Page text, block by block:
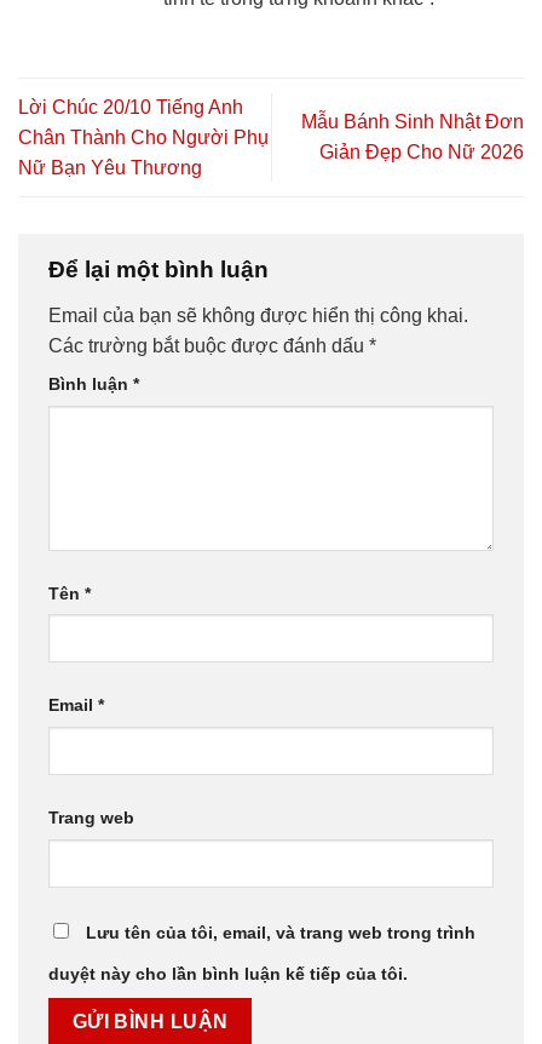
Lời Chúc 20/10 Tiếng Anh
Chân Thành Cho Người Phụ
Nữ Bạn Yêu Thương
Mẫu Bánh Sinh Nhật Đơn
Giản Đẹp Cho Nữ 2026
Để lại một bình luận
Email của bạn sẽ không được hiển thị công khai.
Các trường bắt buộc được đánh dấu *
Bình luận *
Tên *
Email *
Trang web
Lưu tên của tôi, email, và trang web trong trình
duyệt này cho lần bình luận kế tiếp của tôi.